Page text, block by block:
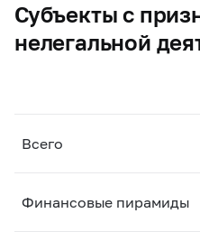
Субъекты с
нелегальной
Всего
Финансовые пирамиды